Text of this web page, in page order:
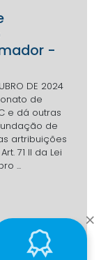
-
DE 2024
de
e dá outras
de
artribuições
71 II da Lei
...